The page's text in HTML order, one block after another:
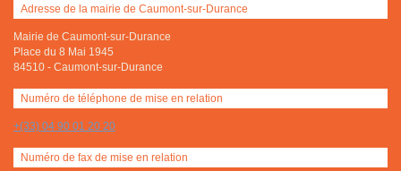
Adresse de la mairie de Caumont-sur-Durance
Mairie de Caumont-sur-Durance
Place du 8 Mai 1945
84510 - Caumont-sur-Durance
Numéro de téléphone de mise en relation
+(33) 04 90 01 20 20
Numéro de fax de mise en relation